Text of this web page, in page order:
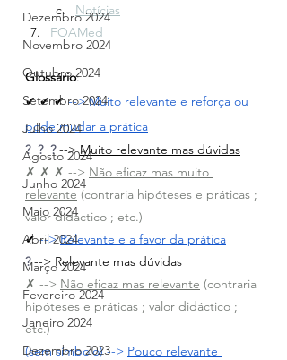
Dezembro 2024
Novembro 2024
Outubro 2024
Setembro 2024
Julho 2024
Agosto 2024
Junho 2024
Maio 2024
Abril 2024
Março 2024
Fevereiro 2024
Janeiro 2024
Dezembro 2023
Notícias
FOAMed
Glossário:
✔ ✔ ✔ --> Muito relevante e reforça ou
pode mudar a prática
?  ?  ? --> Muito relevante mas dúvidas
✗ ✗ ✗ --> Não eficaz mas muito
relevante (contraria hipóteses e práticas ;
valor didáctico ; etc.)
✔ --> Relevante e a favor da prática
? --> Relevante mas dúvidas
✗ --> Não eficaz mas relevante (contraria
hipóteses e práticas ; valor didáctico ;
etc.)
(sem símbolo) --> Pouco relevante